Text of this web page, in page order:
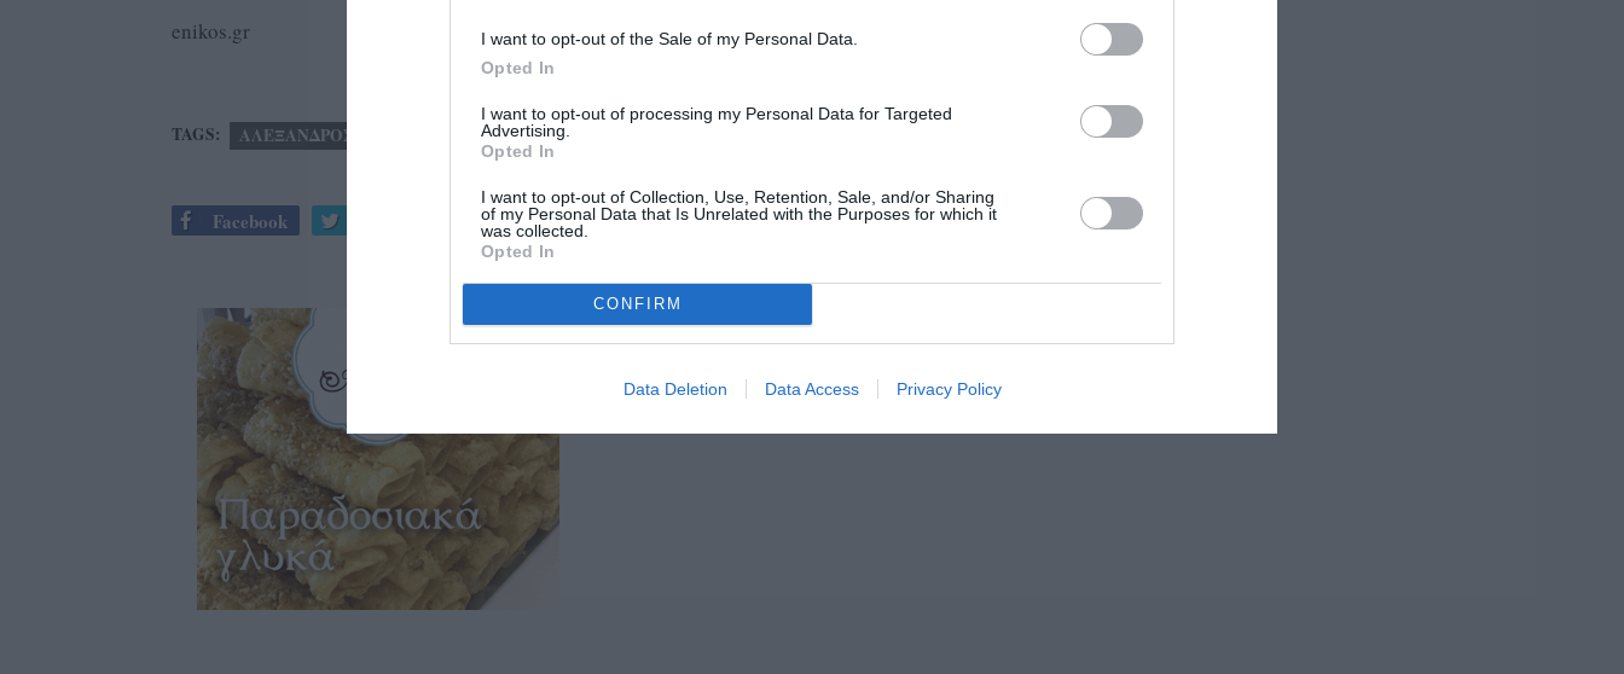
I want to opt-out of the Sale of my Personal Data.
Opted In
I want to opt-out of processing my Personal Data for Targeted
Advertising.
Opted In
I want to opt-out of Collection, Use, Retention, Sale, and/or Sharing
of my Personal Data that Is Unrelated with the Purposes for which it
was collected.
Opted In
CONFIRM
Data Deletion Data Access Privacy Policy
enikos.gr
TAGS: ΑΛΕΞΑΝΔΡΟΣ ΓΙΩΤΟΠΟΥΛΟΣ
Facebook